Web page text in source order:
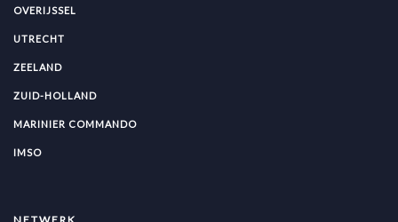
OVERIJSSEL
UTRECHT
ZEELAND
ZUID-HOLLAND
MARINIER COMMANDO
IMSO